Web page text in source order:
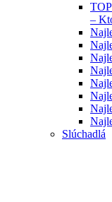
–
Slúchadlá